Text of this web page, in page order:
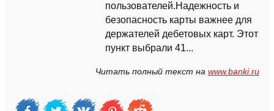
пользователей.Надежность и
безопасность карты важнее для
держателей дебетовых карт. Этот
пункт выбрали 41...
Читать полный текст на www.banki.ru